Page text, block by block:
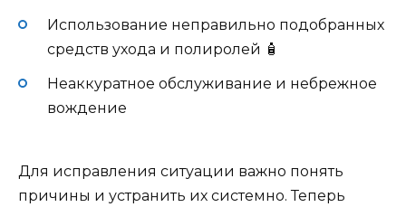
Использование неправильно подобранных
средств ухода и полиролей 🧴
Неаккуратное обслуживание и небрежное
вождение
Для исправления ситуации важно понять
причины и устранить их системно. Теперь